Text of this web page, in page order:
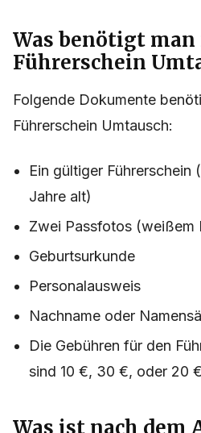
Was benötigt man
Führerschein
Folgende Dokumente
Führerschein Umtausch:
Ein gültiger Führerschein
Jahre alt)
Zwei Passfotos (weißem
Geburtsurkunde
Personalausweis
Nachname oder
Die Gebühren für den
sind 10 €, 30 €, oder 20 €